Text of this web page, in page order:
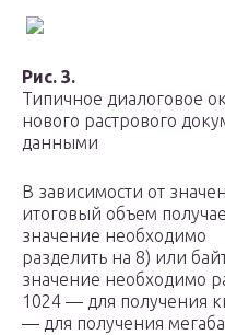
Рис. 3.
Типичное диалоговое
нового растрового
данными
В зависимости от
итоговый объем
значение необходимо
разделить на 8) или
значение необходимо
1024 — для получения
— для получения